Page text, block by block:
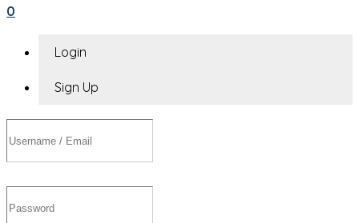
0
Login
Sign Up